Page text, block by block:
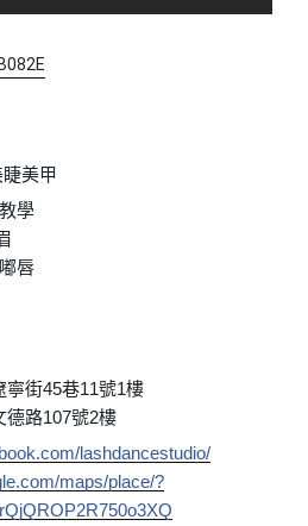
美甲
學
唇
街45巷11號1樓
德路107號2樓
lashdancestudio/
maps/place/?